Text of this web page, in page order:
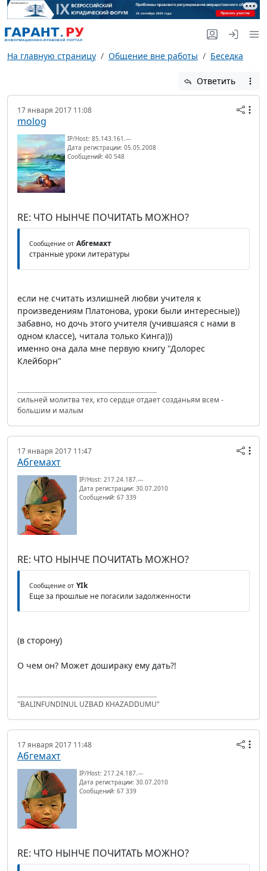
На главную страницу Общение вне работы Беседка
Ответить
17 января 2017 11:08
molog
IP/Host: 85.143.161.---
Дата регистрации: 05.05.2008
Сообщений: 40 548
RE: ЧТО НЫНЧЕ ПОЧИТАТЬ МОЖНО?
Сообщение от Абгемахт
странные уроки литературы
если не считать излишней любви учителя к
произведениям Платонова, уроки были интересные))
забавно, но дочь этого учителя (учившаяся с нами в
одном классе), читала только Кинга)))
именно она дала мне первую книгу "Долорес
Клейборн"
сильней молитва тех, кто сердце отдает созданьям всем -
большим и малым
17 января 2017 11:47
Абгемахт
IP/Host: 217.24.187.---
Дата регистрации: 30.07.2010
Сообщений: 67 339
RE: ЧТО НЫНЧЕ ПОЧИТАТЬ МОЖНО?
Сообщение от YIk
Еще за прошлые не погасили задолженности
(в сторону)
О чем он? Может дошираку ему дать?!
"BALINFUNDINUL UZBAD KHAZADDUMU"
17 января 2017 11:48
Абгемахт
IP/Host: 217.24.187.---
Дата регистрации: 30.07.2010
Сообщений: 67 339
RE: ЧТО НЫНЧЕ ПОЧИТАТЬ МОЖНО?